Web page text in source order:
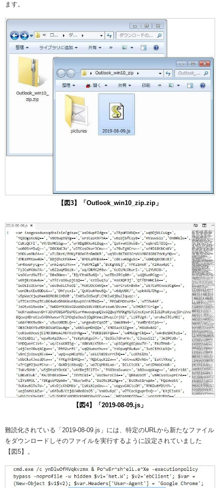
ます。
【図3】「Outlook_win10_zip.zip」
【図4】「2019-08-09.js」
難読化されている「2019-08-09.js」には、特定のURLから新たなファイル
をダウンロードしそのファイルを実行するように設定されていました
【図5】。